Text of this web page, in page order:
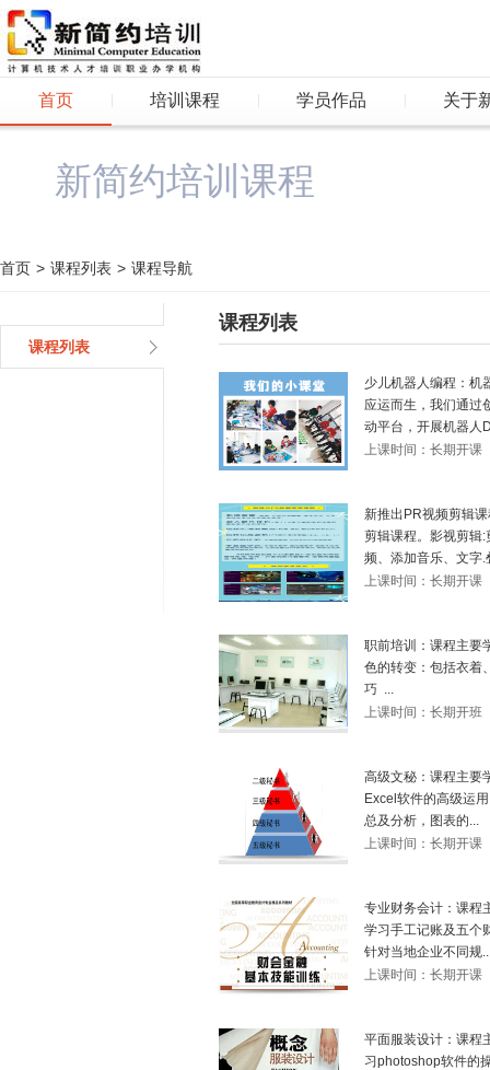
首页 培训课程 学员作品 关于
新简约培训课程
首页 > 课程列表 > 课程导航
课程列表
课程列表
少儿机器人编程：机
应运而生，我们通过
动平台，开展机器人
上课时间：长期开课
新推出PR视频剪辑
剪辑课程。影视剪辑:
频、添加音乐、文字.
上课时间：长期开课
职前培训：课程主要
色的转变：包括衣着
巧 ...
上课时间：长期开班
高级文秘：课程主要
Excel软件的高级运
总及分析，图表的...
上课时间：长期开课
专业财务会计：课程
学习手工记账及五个
针对当地企业不同规
上课时间：长期开课
平面服装设计：课程
习photoshop软件的